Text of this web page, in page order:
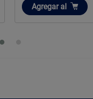
Añadir
Agregar al